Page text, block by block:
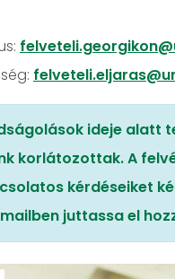
ideje alatt
korlátozottak. A
kérdéseiket
juttassa el